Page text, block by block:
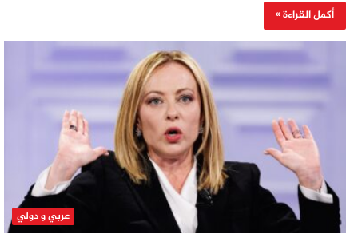
أكمل القراءة »
عربي و دولي